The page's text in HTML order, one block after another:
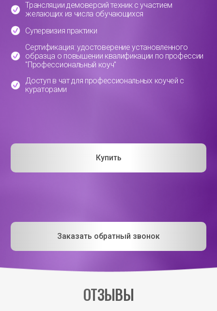
Трансляции демоверсий техник с участием
желающих из числа обучающихся
Супервизия практики
Сертификация: удостоверение установленного
образца о повышении квалификации по профессии
"Профессиональный коуч"
Доступ в чат для профессиональных коучей с
кураторами
Купить
Заказать обратный звонок
ОТЗЫВЫ